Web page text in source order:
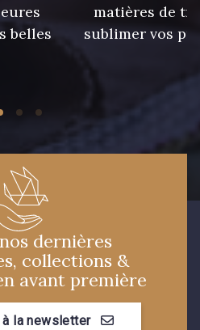
7912 - Bleu caban
7342 - Bleu Nautique
3855 - Rouge Carmin
belles
matières de
sublimer vos
dernières
collections &
avant première
à la newsletter